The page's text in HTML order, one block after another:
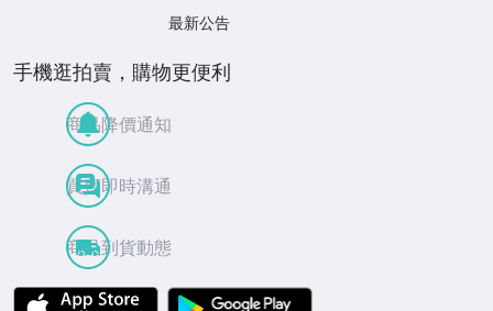
最新公告
手機逛拍賣，購物更便利
商品降價通知
買賣即時溝通
商品到貨動態
APP Store